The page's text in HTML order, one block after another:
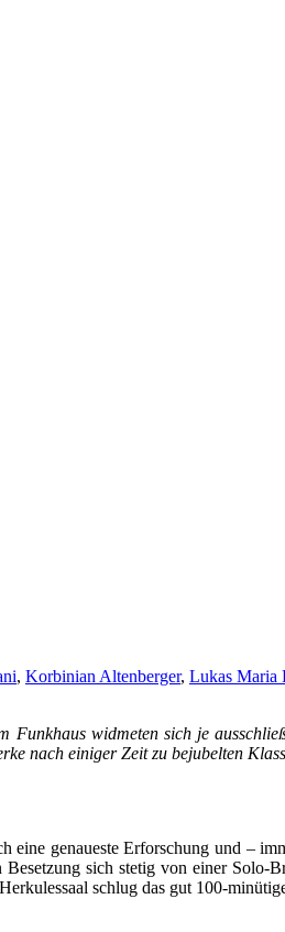
, Korbinian Altenberger, Lukas Maria
widmeten sich je
nach einiger Zeit zu bejubelten
genaueste Erforschung und –
Besetzung sich stetig von einer Solo-
schlug das gut 100-